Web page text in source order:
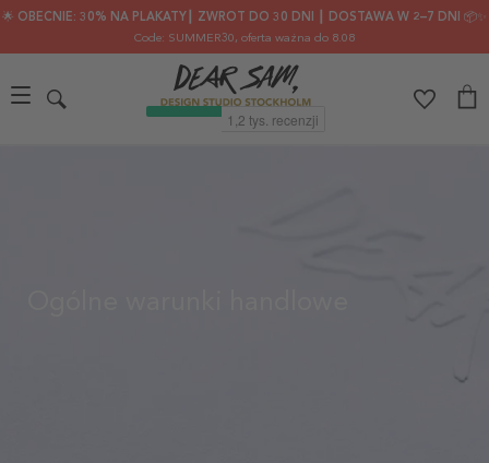
🌟 OBECNIE: 30% NA PLAKATY┃ ZWROT DO 30 DNI ┃ DOSTAWA W 2–7 DNI 📦✨
Code: SUMMER30, oferta ważna do 8.08